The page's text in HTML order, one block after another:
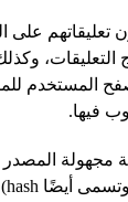
تعليقاتهم على
المستخدم
فيها.
مجهولة